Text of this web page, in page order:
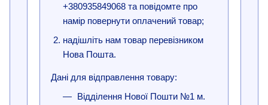
+380935849068 та повідомте про
намір повернути оплачений товар;
надішліть нам товар перевізником
Нова Пошта.
Дані для відправлення товару:
Відділення Нової Пошти №1 м.